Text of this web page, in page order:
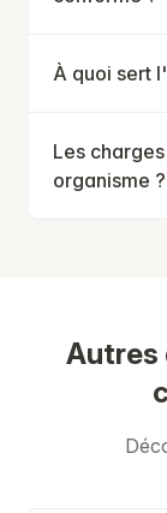
À quoi sert
Les
organisme ?
Autres